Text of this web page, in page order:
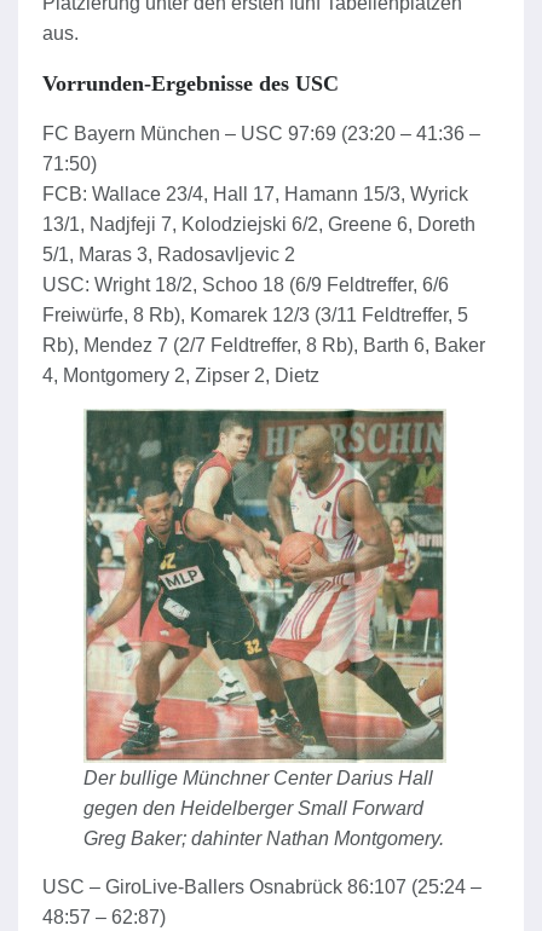
aus.
Vorrunden-Ergebnisse des USC
FC Bayern München – USC 97:69 (23:20 – 41:36 –
71:50)
FCB: Wallace 23/4, Hall 17, Hamann 15/3, Wyrick
13/1, Nadjfeji 7, Kolodziejski 6/2, Greene 6, Doreth
5/1, Maras 3, Radosavljevic 2
USC: Wright 18/2, Schoo 18 (6/9 Feldtreffer, 6/6
Freiwürfe, 8 Rb), Komarek 12/3 (3/11 Feldtreffer, 5
Rb), Mendez 7 (2/7 Feldtreffer, 8 Rb), Barth 6, Baker
4, Montgomery 2, Zipser 2, Dietz
Der bullige Münchner Center Darius Hall
gegen den Heidelberger Small Forward
Greg Baker; dahinter Nathan Montgomery.
USC – GiroLive-Ballers Osnabrück 86:107 (25:24 –
48:57 – 62:87)